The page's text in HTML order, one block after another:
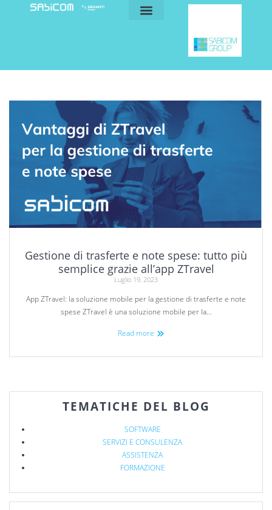
Gestione di trasferte e note spese: tutto più
semplice grazie all’app ZTravel
Luglio 19, 2023
App ZTravel: la soluzione mobile per la gestione di trasferte e note
spese ZTravel è una soluzione mobile per la…
Read more
TEMATICHE DEL BLOG
SOFTWARE
SERVIZI E CONSULENZA
ASSISTENZA
FORMAZIONE